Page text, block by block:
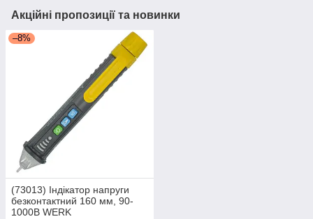
Акційні пропозиції та новинки
–8%
(73013) Індікатор напруги
безконтактний 160 мм, 90-
1000B WERK